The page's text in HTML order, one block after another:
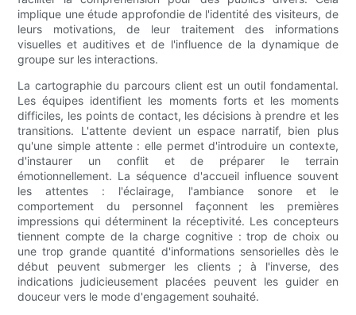
implique une étude approfondie de l'identité des visiteurs, de
leurs motivations, de leur traitement des informations
visuelles et auditives et de l'influence de la dynamique de
groupe sur les interactions.
La cartographie du parcours client est un outil fondamental.
Les équipes identifient les moments forts et les moments
difficiles, les points de contact, les décisions à prendre et les
transitions. L'attente devient un espace narratif, bien plus
qu'une simple attente : elle permet d'introduire un contexte,
d'instaurer un conflit et de préparer le terrain
émotionnellement. La séquence d'accueil influence souvent
les attentes : l'éclairage, l'ambiance sonore et le
comportement du personnel façonnent les premières
impressions qui déterminent la réceptivité. Les concepteurs
tiennent compte de la charge cognitive : trop de choix ou
une trop grande quantité d'informations sensorielles dès le
début peuvent submerger les clients ; à l'inverse, des
indications judicieusement placées peuvent les guider en
douceur vers le mode d'engagement souhaité.